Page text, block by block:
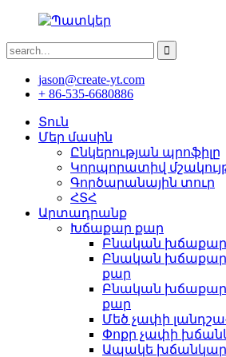
jason@create-yt.com
+ 86-535-6680886
Տուն
Մեր մասին
Ընկերության պրոֆիլը
Կորպորատիվ
Գործարանային տուր
ՀՏՀ
Արտադրանք
Խճաքար քար
Բնական խճաքար
Բնական
քար
Բնական
քար
Մեծ չափի
Փոքր չափի
Ապակե